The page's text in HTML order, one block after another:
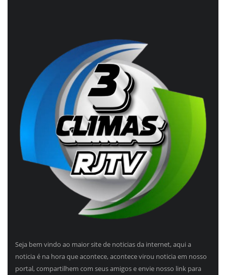
Seja bem vindo ao maior site de noticias da internet, aqui a
noticia é na hora que acontece, acontece virou noticia em nosso
portal, compartilhem com seus amigos e envie nosso link para